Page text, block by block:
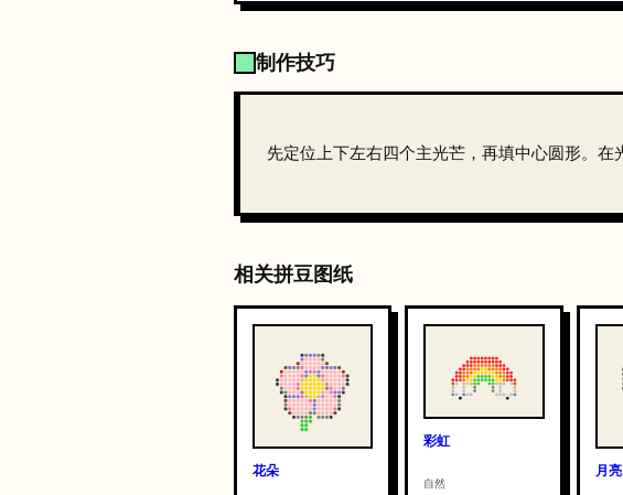
制作技巧
先定位上下左右四个主光芒，再填中心圆形。在
相关拼豆图纸
花朵
彩虹
自然
月亮